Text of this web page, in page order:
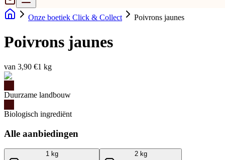
Onze boetiek Click & Collect Poivrons jaunes
Poivrons jaunes
van 3,90 €1 kg
Duurzame landbouw
Biologisch ingrediënt
Alle aanbiedingen
1 kg
2 kg